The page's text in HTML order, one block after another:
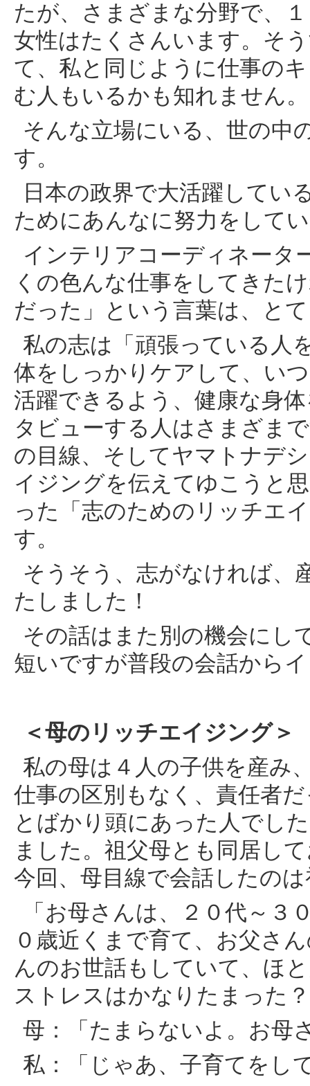
たが、さまざまな分野で、
女性はたくさんいます。そ
て、私と同じように仕事の
む人もいるかも知れません。
そんな立場にいる、世の中
す。
日本の政界で大活躍してい
ためにあんなに努力をして
インテリアコーディネータ
くの色んな仕事をしてきた
だった」という言葉は、と
私の志は「頑張っている人
体をしっかりケアして、い
活躍できるよう、健康な身
タビューする人はさまざま
の目線、そしてヤマトナデ
イジングを伝えてゆこうと
った「志のためのリッチエ
す。
そうそう、志がなければ、
たしました！
その話はまた別の機会にし
短いですが普段の会話から
＜母のリッチエイジング＞
私の母は４人の子供を産み
仕事の区別もなく、責任者
とばかり頭にあった人でし
ました。祖父母とも同居し
今回、母目線で会話したの
「お母さんは、２０代～３
０歳近くまで育て、お父さ
んのお世話もしていて、ほ
ストレスはかなりたまった
母：「たまらないよ。お母
私：「じゃあ、子育てをし